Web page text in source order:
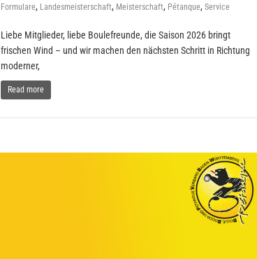
Formulare, Landesmeisterschaft, Meisterschaft, Pétanque,Service
Liebe Mitglieder, liebe Boulefreunde, die Saison 2026 bringt
frischen Wind – und wir machen den nächsten Schritt in Richtung
moderner,
Read more